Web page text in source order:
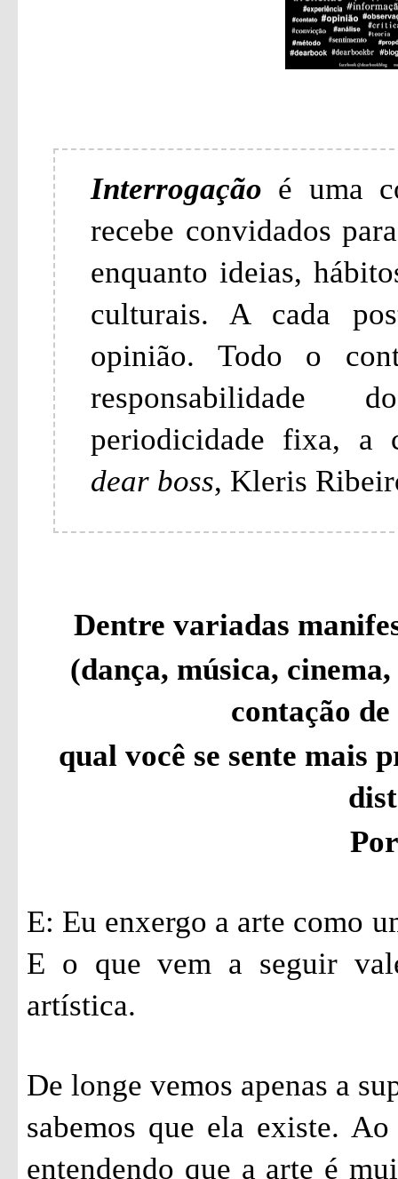
Interrogação é uma
recebe convidados
enquanto ideias,
culturais. A cada
opinião. Todo o
responsabilidade
periodicidade fixa, a
dear boss, Kleris
Dentre variadas
(dança, música,
contação
qual você se sente mais
E: Eu enxergo a arte como
E o que vem a seguir
artística.
De longe vemos apenas a
sabemos que ela existe.
entendendo que a arte é